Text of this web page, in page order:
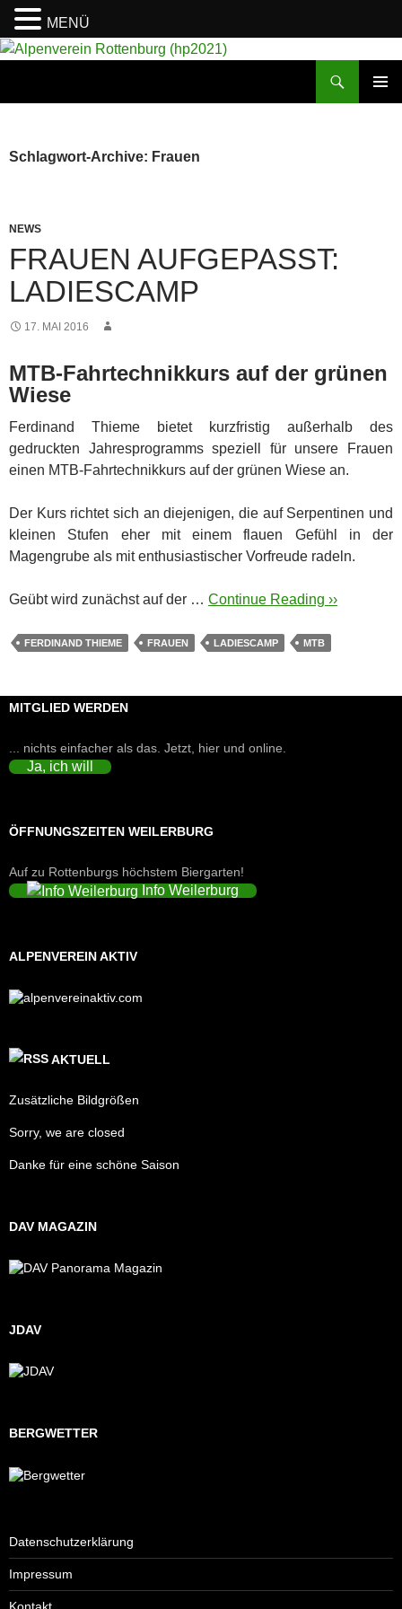
Schlagwort-Archive: Frauen
NEWS
FRAUEN AUFGEPASST:
LADIESCAMP
17. MAI 2016
MTB-Fahrtechnikkurs auf der grünen
Wiese
Ferdinand Thieme bietet kurzfristig außerhalb des
gedruckten Jahresprogramms speziell für unsere Frauen
einen MTB-Fahrtechnikkurs auf der grünen Wiese an.
Der Kurs richtet sich an diejenigen, die auf Serpentinen und
kleinen Stufen eher mit einem flauen Gefühl in der
Magengrube als mit enthusiastischer Vorfreude radeln.
Geübt wird zunächst auf der … Continue Reading ››
FERDINAND THIEME FRAUEN LADIESCAMP MTB
MITGLIED WERDEN
... nichts einfacher als das. Jetzt, hier und online.
Ja, ich will
ÖFFNUNGSZEITEN WEILERBURG
Auf zu Rottenburgs höchstem Biergarten!
Info Weilerburg
ALPENVEREIN AKTIV
AKTUELL
Zusätzliche Bildgrößen
Sorry, we are closed
Danke für eine schöne Saison
DAV MAGAZIN
JDAV
BERGWETTER
Datenschutzerklärung
Impressum
Kontakt
MENÜ